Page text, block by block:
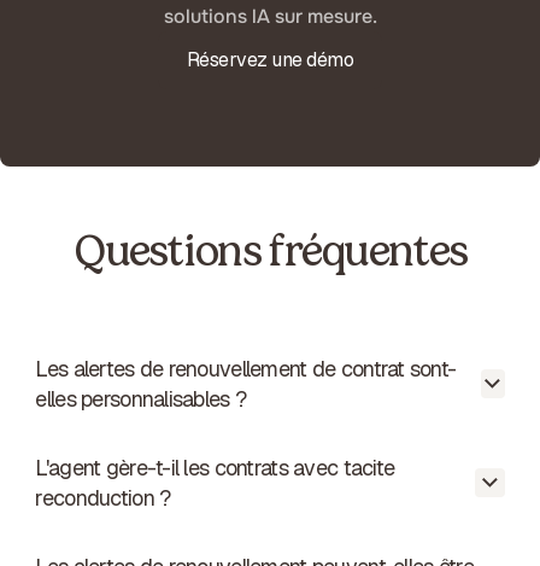
solutions lA sur mesure.
Réservez une démo
Questions fréquentes
Les alertes de renouvellement de contrat sont-
elles personnalisables ?
Oui. Vous choisissez les délais (J-90, J-60,
J-30, J-15) et les destinataires par contrat
L'agent gère-t-il les contrats avec tacite
reconduction ?